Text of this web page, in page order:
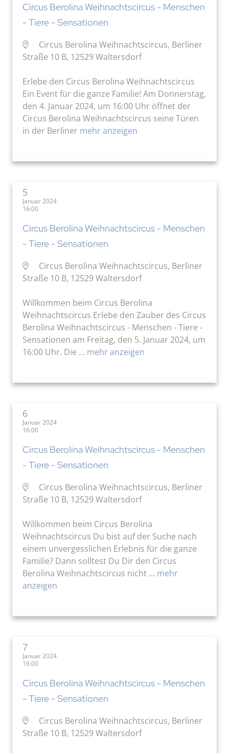
Circus Berolina Weihnachtscircus - Menschen
- Tiere - Sensationen
Circus Berolina Weihnachtscircus, Berliner
Straße 10 B, 12529 Waltersdorf
Erlebe den Circus Berolina Weihnachtscircus
Ein Event für die ganze Familie! Am Donnerstag,
den 4. Januar 2024, um 16:00 Uhr öffnet der
Circus Berolina Weihnachtscircus seine Türen
in der Berliner mehr anzeigen
5
Januar 2024
16:00
Circus Berolina Weihnachtscircus - Menschen
- Tiere - Sensationen
Circus Berolina Weihnachtscircus, Berliner
Straße 10 B, 12529 Waltersdorf
Willkommen beim Circus Berolina
Weihnachtscircus Erlebe den Zauber des Circus
Berolina Weihnachtscircus - Menschen - Tiere -
Sensationen am Freitag, den 5. Januar 2024, um
16:00 Uhr. Die ... mehr anzeigen
6
Januar 2024
16:00
Circus Berolina Weihnachtscircus - Menschen
- Tiere - Sensationen
Circus Berolina Weihnachtscircus, Berliner
Straße 10 B, 12529 Waltersdorf
Willkommen beim Circus Berolina
Weihnachtscircus Du bist auf der Suche nach
einem unvergesslichen Erlebnis für die ganze
Familie? Dann solltest Du Dir den Circus
Berolina Weihnachtscircus nicht ... mehr
anzeigen
7
Januar 2024
16:00
Circus Berolina Weihnachtscircus - Menschen
- Tiere - Sensationen
Circus Berolina Weihnachtscircus, Berliner
Straße 10 B, 12529 Waltersdorf